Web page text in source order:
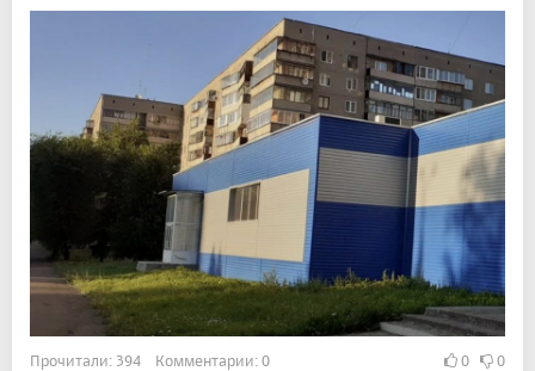
Прочитали: 394 Комментарии: 0 0 0